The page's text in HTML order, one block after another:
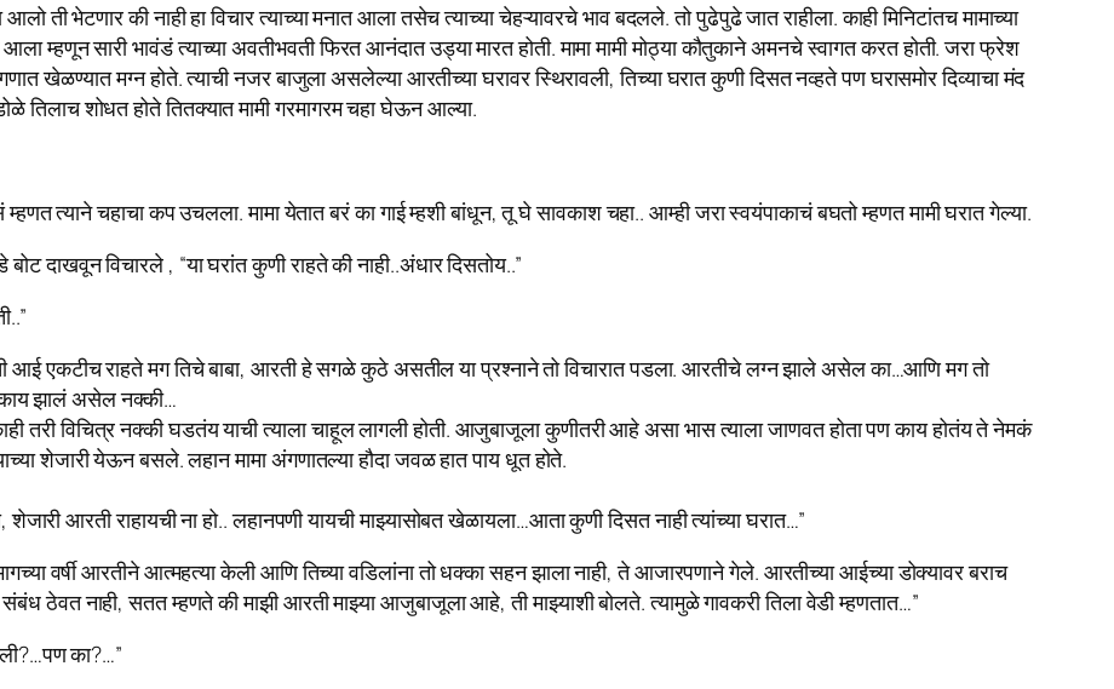
ती भेटणार की नाही हा विचार त्याच्या मनात आला तसेच त्याच्या चेहऱ्यावरचे भाव बदलले. तो पुढेपुढे जात राहीला. काही मिनिटांतच मामाच्या
आला म्हणून सारी भावंडं त्याच्या अवतीभवती फिरत आनंदात उड्या मारत होती. मामा मामी मोठ्या कौतुकाने अमनचे स्वागत करत होती. जरा फ्रेश
मग्न होते. त्याची नजर बाजुला असलेल्या आरतीच्या घरावर स्थिरावली, तिच्या घरात कुणी दिसत नव्हते पण घरासमोर दिव्याचा मंद
तिलाच शोधत होते तितक्यात मामी गरमागरम चहा घेऊन आल्या.
त्याने चहाचा कप उचलला. मामा येतात बरं का गाई म्हशी बांधून, तू घे सावकाश चहा.. आम्ही जरा स्वयंपाकाचं बघतो म्हणत मामी घरात गेल्या.
दाखवून विचारले , “या घरांत कुणी राहते‌ की नाही..अंधार दिसतोय..”
आई एकटीच राहते मग तिचे बाबा, आरती हे सगळे कुठे असतील या प्रश्नाने तो विचारात पडला. आरतीचे लग्न झाले असेल का…आणि मग तो
झालं असेल नक्की…
तरी विचित्र नक्की घडतंय याची त्याला चाहूल लागली होती. आजुबाजूला कुणीतरी आहे असा भास त्याला जाणवत होता पण काय होतंय ते नेमकं
शेजारी येऊन बसले. लहान मामा अंगणातल्या हौदा जवळ हात पाय धूत होते.
शेजारी आरती राहायची ना हो.. लहानपणी यायची माझ्यासोबत खेळायला…आता कुणी दिसत नाही त्यांच्या घरात…”
वर्षी आरतीने आत्महत्या केली आणि तिच्या वडिलांना तो धक्का सहन झाला नाही, ते आजारपणाने गेले. आरतीच्या आईच्या डोक्यावर बराच
संबंध ठेवत नाही, सतत म्हणते की माझी आरती माझ्या आजुबाजूला आहे, ती माझ्याशी बोलते. त्यामुळे गावकरी तिला वेडी म्हणतात…”
का?…”